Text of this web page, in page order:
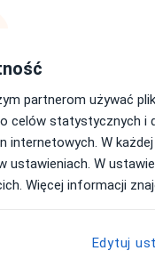
podane
ze specjalistami z
partnerom używać
celów statystycznych i
internetowych. W
ustawieniach. W
Więcej informacji
Edytuj